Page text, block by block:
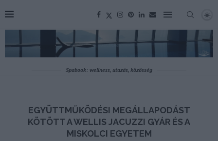
Spabook: wellness, utazás, közösség
EGYÜTTMŰKÖDÉSI MEGÁLLAPODÁST
KÖTÖTT A WELLIS JACUZZI GYÁR ÉS A
MISKOLCI EGYETEM